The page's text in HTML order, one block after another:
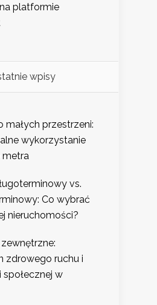
platformie
wpisy
małych przestrzeni:
wykorzystanie
metra
vs.
Co wybrać
nieruchomości?
zewnętrzne:
zdrowego ruchu i
społecznej w